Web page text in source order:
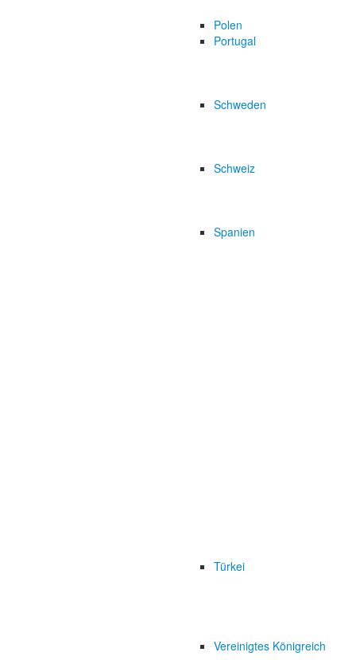
Polen
Portugal
Schweden
Schweiz
Spanien
Türkei
Vereinigtes Königreich